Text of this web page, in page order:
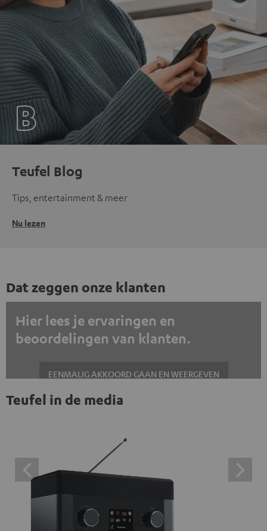
Teufel Blog
Tips, entertainment & meer
Nu lezen
Dat zeggen onze klanten
Hier lees je ervaringen en
beoordelingen van klanten.
EENMALIG AKKOORD GAAN EN WEERGEVEN
Altijd externe inhoud weergeven? Schakel dit in de gegevensinstellingen
externe inhoud hier met één klik weergeven. Door op de
inhoud te klikken, stem je ermee in dat je de externe
inhoud te zien krijgt. Dit betekent dat persoonlijke
gegevens kunnen worden doorgegeven aan platforms
van derden. Meer informatie hierover vind je in ons
Teufel in de media